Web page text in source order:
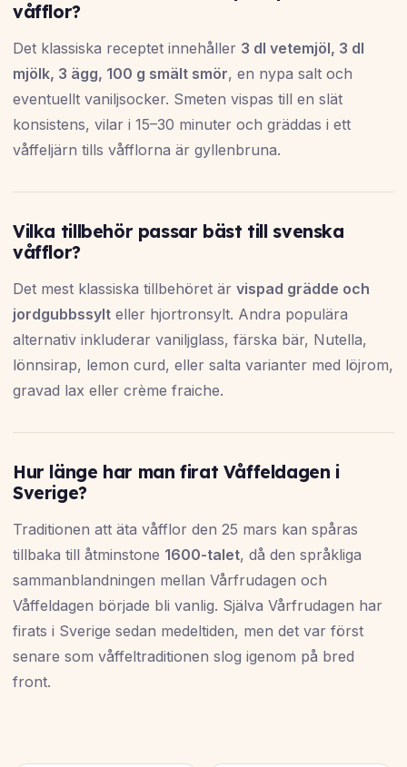
våfflor?
Det klassiska receptet innehåller 3 dl vetemjöl, 3 dl
mjölk, 3 ägg, 100 g smält smör, en nypa salt och
eventuellt vaniljsocker. Smeten vispas till en slät
konsistens, vilar i 15–30 minuter och gräddas i ett
våffeljärn tills våfflorna är gyllenbruna.
Vilka tillbehör passar bäst till svenska
våfflor?
Det mest klassiska tillbehöret är vispad grädde och
jordgubbssylt eller hjortronsylt. Andra populära
alternativ inkluderar vaniljglass, färska bär, Nutella,
lönnsirap, lemon curd, eller salta varianter med löjrom,
gravad lax eller crème fraiche.
Hur länge har man firat Våffeldagen i
Sverige?
Traditionen att äta våfflor den 25 mars kan spåras
tillbaka till åtminstone 1600-talet, då den språkliga
sammanblandningen mellan Vårfrudagen och
Våffeldagen började bli vanlig. Själva Vårfrudagen har
firats i Sverige sedan medeltiden, men det var först
senare som våffeltraditionen slog igenom på bred
front.